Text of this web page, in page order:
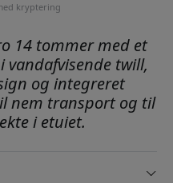
kryptering
14 tommer med et
twill,
og integreret
nem transport og til
i etuiet.